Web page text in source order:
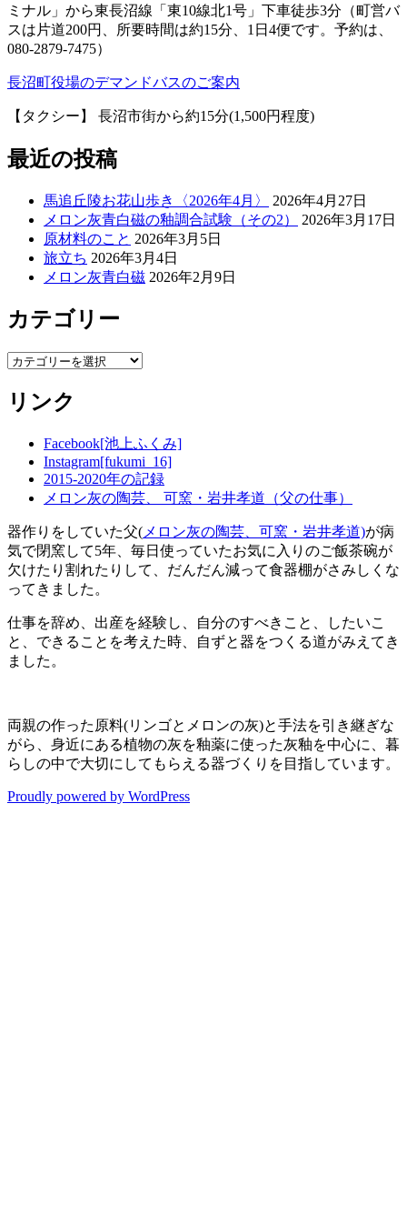
ミナル」から東長沼線「東10線北1号」下車徒歩3分（町営バ
スは片道200円、所要時間は約15分、1日4便です。予約は、
080-2879-7475）
長沼町役場のデマンドバスのご案内
【タクシー】 長沼市街から約15分(1,500円程度)
最近の投稿
馬追丘陵お花山歩き〈2026年4月〉
2026年4月27日
メロン灰青白磁の釉調合試験（その2）
2026年3月17日
原材料のこと 2026年3月5日
旅立ち 2026年3月4日
メロン灰青白磁 2026年2月9日
カテゴリー
カ
ゴ
リ
リンク
Facebook[池上ふくみ]
Instagram[fukumi_16]
2015-2020年の記録
メロン灰の陶芸、 可窯・岩井孝道（父の仕事）
器作りをしていた父( メロン灰の陶芸、可窯・岩井孝道)が病
気で閉窯して5年、毎日使っていたお気に入りのご飯茶碗が
欠けたり割れたりして、だんだん減って食器棚がさみしくな
ってきました。
仕事を辞め、出産を経験し、自分のすべきこと、したいこ
と、できることを考えた時、自ずと器をつくる道がみえてき
ました。
両親の作った原料(リンゴとメロンの灰)と手法を引き継ぎな
がら、身近にある植物の灰を釉薬に使った灰釉を中心に、暮
らしの中で大切にしてもらえる器づくりを目指しています。
Proudly powered by WordPress